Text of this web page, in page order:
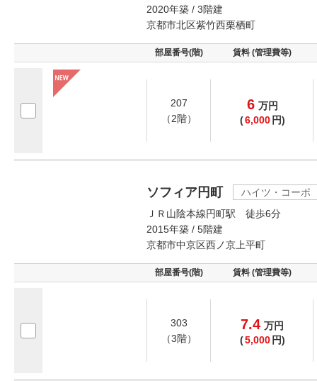
2020年築 / 3階建
京都市北区紫竹西栗栖町
部屋番号(階) 賃料 (管理費等)
207
（2階）
6 万円
(6,000 円)
ソフィア円町
ハイツ・コーポ
ＪＲ山陰本線円町駅 徒歩6分
2015年築 / 5階建
京都市中京区西ノ京上平町
部屋番号(階) 賃料 (管理費等)
303
（3階）
7.4 万円
(5,000 円)